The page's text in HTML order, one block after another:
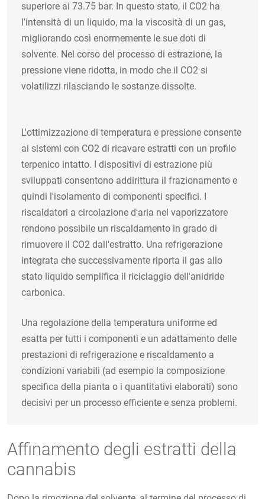
superiore ai 73.75 bar. In questo stato, il CO2 ha
l'intensità di un liquido, ma la viscosità di un gas,
migliorando così enormemente le sue doti di
solvente. Nel corso del processo di estrazione, la
pressione viene ridotta, in modo che il CO2 si
volatilizzi rilasciando le sostanze dissolte.
L'ottimizzazione di temperatura e pressione consente
ai sistemi con CO2 di ricavare estratti con un profilo
terpenico intatto. I dispositivi di estrazione più
sviluppati consentono addirittura il frazionamento e
quindi l'isolamento di componenti specifici. I
riscaldatori a circolazione d'aria nel vaporizzatore
rendono possibile un riscaldamento in grado di
rimuovere il CO2 dall'estratto. Una refrigerazione
integrata che successivamente riporta il gas allo
stato liquido semplifica il riciclaggio dell'anidride
carbonica.
Una regolazione della temperatura uniforme ed
esatta per tutti i componenti e un adattamento delle
prestazioni di refrigerazione e riscaldamento a
condizioni variabili (ad esempio la composizione
specifica della pianta o i quantitativi elaborati) sono
decisivi per un processo efficiente e senza problemi.
Affinamento degli estratti della
cannabis